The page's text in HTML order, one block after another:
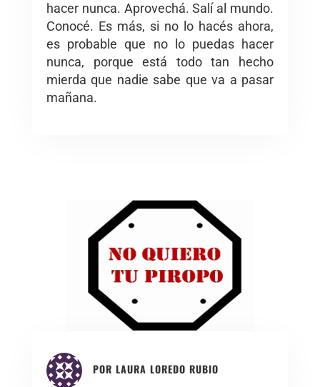
hacer nunca. Aprovechá. Salí al mundo.
Conocé. Es más, si no lo hacés ahora,
es probable que no lo puedas hacer
nunca, porque está todo tan hecho
mierda que nadie sabe que va a pasar
mañana.
POR LAURA LOREDO RUBIO